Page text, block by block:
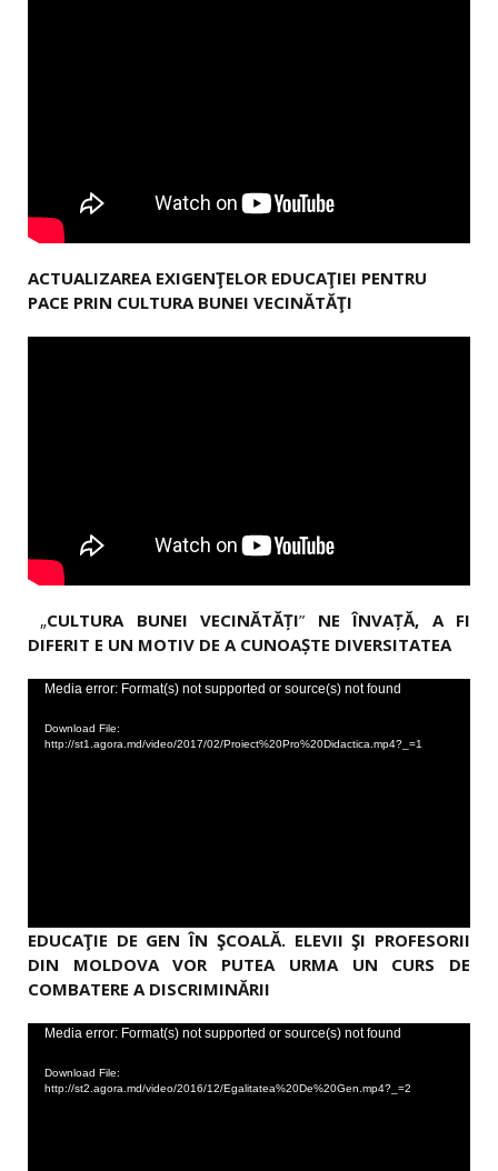
ACTUALIZAREA EXIGENŢELOR EDUCAŢIEI PENTRU
PACE PRIN CULTURA BUNEI VECINĂTĂŢI
„CULTURA BUNEI VECINĂTĂȚI” NE ÎNVAȚĂ, A FI
DIFERIT E UN MOTIV DE A CUNOAȘTE DIVERSITATEA
Video
Media error: Format(s) not supported or source(s) not found
Download File:
http://st1.agora.md/video/2017/02/Proiect%20Pro%20Didactica.mp4?_=1
EDUCAŢIE DE GEN ÎN ŞCOALĂ. ELEVII ŞI PROFESORII
DIN MOLDOVA VOR PUTEA URMA UN CURS DE
COMBATERE A DISCRIMINĂRII
Video
Media error: Format(s) not supported or source(s) not found
Download File:
http://st2.agora.md/video/2016/12/Egalitatea%20De%20Gen.mp4?_=2